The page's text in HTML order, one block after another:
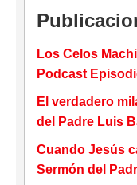
Los Celos
Podcast
El verdadero
del Padre Luis
Cuando Jesús
Sermón del